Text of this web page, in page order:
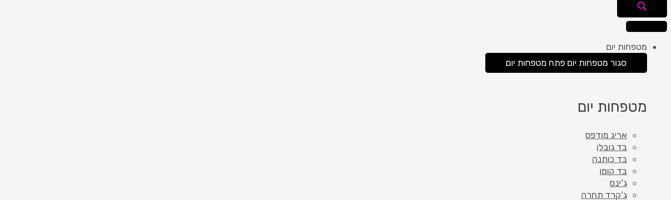
מטפחות יום
סגור מטפחות יום פתח מטפחות יום
מטפחות יום
אריג מודפס
בד גובלן
בד כותנה
בד קומו
ג'ינס
ג'קרד תחרה